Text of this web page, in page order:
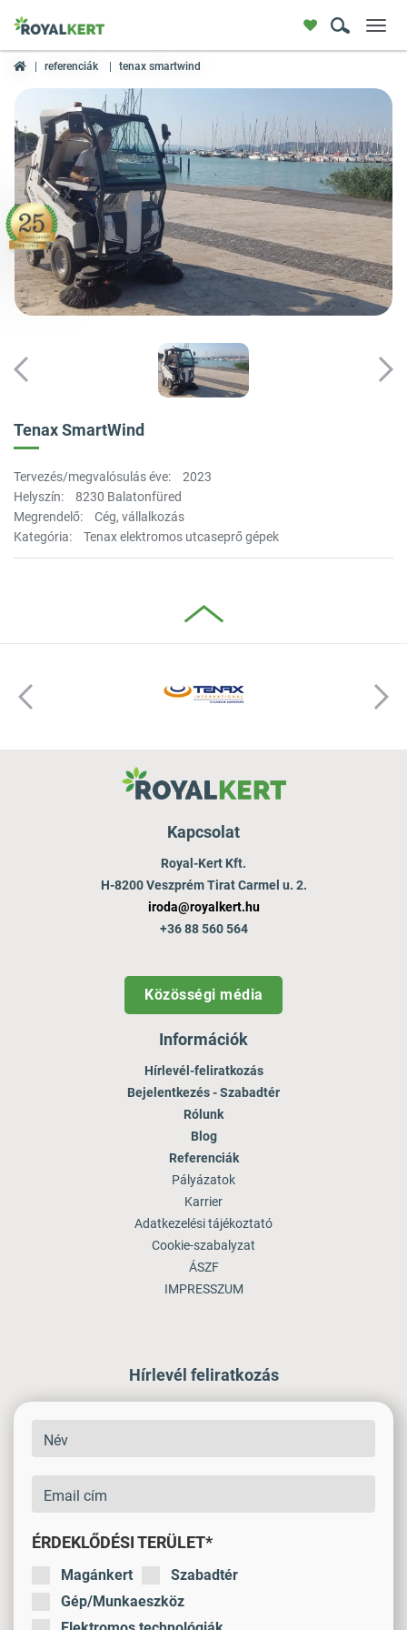
referenciák tenax smartwind
Tenax SmartWind
Tervezés/megvalósulás éve:
2023
Helyszín:
8230 Balatonfüred
Megrendelő:
Cég, vállalkozás
Kategória:
Tenax elektromos utcaseprő gépek
Kapcsolat
Royal-Kert Kft.
H-8200 Veszprém Tirat Carmel u. 2.
iroda@royalkert.hu
+36 88 560 564
Közösségi média
Információk
Hírlevél-feliratkozás
Bejelentkezés - Szabadtér
Rólunk
Blog
Referenciák
Pályázatok
Karrier
Adatkezelési tájékoztató
Cookie-szabalyzat
ÁSZF
IMPRESSZUM
Hírlevél feliratkozás
ÉRDEKLŐDÉSI TERÜLET*
Magánkert
Szabadtér
Gép/Munkaeszköz
X